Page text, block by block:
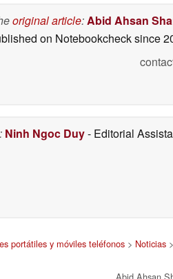
original article:Abid Ahsan
on Notebookchecksince
Ninh Ngoc Duy- Editorial
portátiles y móviles teléfonos> Noticias>